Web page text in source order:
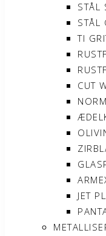
STÅL
STÅL
TI
CUT
JET